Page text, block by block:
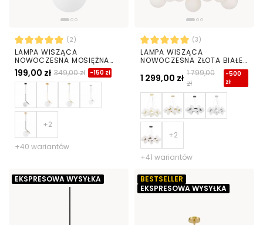
(2)
LAMPA WISZĄCA
NOWOCZESNA MOSIĘŻNA
BIAŁA KULA SORENTO 20
199,00 zł 349,00 zł -150 zł
+40 wariantów
(3)
LAMPA WISZĄCA
NOWOCZESNA ZŁOTA BIAŁE
KULE MARSIADA 25
1 299,00 zł 1 799,00
zł
-500
zł
+41 wariantów
EKSPRESOWA WYSYŁKA
BESTSELLER
EKSPRESOWA WYSYŁKA